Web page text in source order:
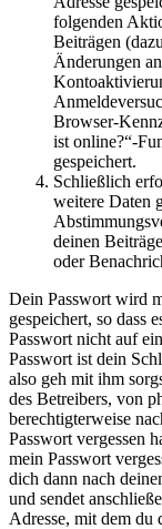
folgenden
Beiträgen
Änderungen
Browser-
ist online?“-
gespeichert.
Schließlich
weitere Daten
deinen
oder
Dein Passwort wird
gespeichert, so dass
Passwort nicht auf
Passwort ist dein
also geh mit ihm
des Betreibers, von
berechtigterweise
Passwort vergessen
mein Passwort
dich dann nach
und sendet
Adresse, mit dem du